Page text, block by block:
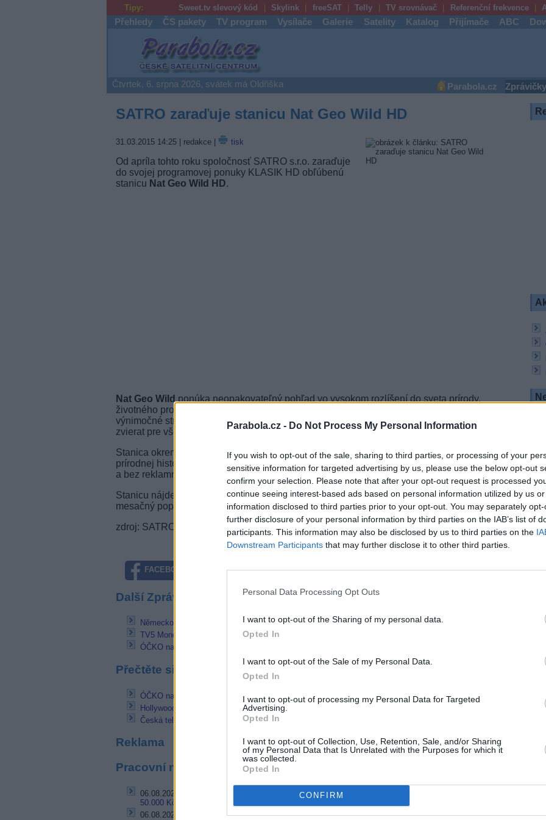
Parabola.cz - Do Not Process My Personal Information
If you wish to opt-out of the sale, sharing to third parties, or processing of your
sensitive information for targeted advertising by us, please use the below opt-out
confirm your selection. Please note that after your opt-out request is processed
continue seeing interest-based ads based on personal information utilized by us
information disclosed to third parties prior to your opt-out. You may separately
further disclosure of your personal information by third parties on the IAB’s list of
participants. This information may also be disclosed by us to third parties on the
Downstream Participants that may further disclose it to other third parties.
Personal Data Processing Opt Outs
I want to opt-out of the Sharing of my personal data.
Opted In
I want to opt-out of the Sale of my Personal Data.
Opted In
I want to opt-out of processing my Personal Data for Targeted
Advertising.
Opted In
I want to opt-out of Collection, Use, Retention, Sale, and/or Sharing
of my Personal Data that Is Unrelated with the Purposes for which it
was collected.
Opted In
CONFIRM
Tipy: Sweet.tv slevový kód Skylink freeSAT Telly TV srovnávač Referenční frekvence
Přehledy ČS pakety TV program Vysílače Galerie Satelity Katalog Přijímače ABC
Parabola.cz
Čtvrtek, 6. srpna 2026, svátek má Oldřiška Parabola.cz Zprávičky
SATRO zaraďuje stanicu Nat Geo Wild HD
31.03.2015 14:25| redakce | tisk
Od apríla tohto roku spoločnosť SATRO s.r.o. zaraďuje
do svojej programovej ponuky KLASIK HD obľúbenú
stanicu Nat Geo Wild HD.
Nat Geo Wild ponúka neopakovateľný pohľad vo vysokom rozlíšení do sveta prírody,
životného prostredia a úchvatných tvorov obývajúcich našu planétu. Stanica ponúka
výnimočné stretnutia človeka s divokou prírodou, fascinujúce detailné zábery z ríše
zvierat pre všetkých členov rodiny.
Stanica okrem iného využíva celosvetovo najviac oceňované zbierky dokumentov o
prírodnej histórii a ekológii. Nat Geo Wild HD vysiela 24 hodín denne, v českom jazyku
a bez reklamných blokov.
Stanicu nájdete v programovom balíku SATROdigital KLASIK HD na pozícii 275, za
mesačný poplatok 11 €.
zdroj: SATRO
FACEBOOK TWITTER
Další Zprávičky
Německo dalo zelenou placené televizi v DVB-T2
TV5 Monde FBS volně na satelitu Eutelsat 9A
ÓČKO na jaře obohatí program
Přečtěte si také
ÓČKO na jaře obohatí program
Hollywoodské hity míří na Filmbox Premium
Česká televize jako inovátor v propojování platforem
Reklama
Pracovní nabídky
06.08.2026 -
Bosch Powertrain s.r.o. Jihlava • CNC operátor• mzda 48.400 Kč • náborový bonus
50.000 Kč • příspěvek na ubytování (Jihlava, okres Jihlava)
06.08.2026 -
Bosch Powertrain s.r.o. • montážní dělník • mzda 44.700 Kč • týdenní zálohy na